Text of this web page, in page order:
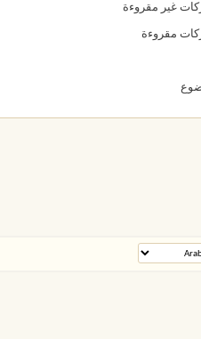
غير مقروءة
مقروءة